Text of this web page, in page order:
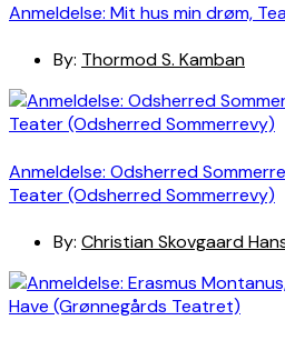
Anmeldelse: Mit hus min drøm,
By: Thormod S. Kamban
Anmeldelse: Odsherred
Teater (Odsherred Sommerrevy)
By: Christian Skovgaard